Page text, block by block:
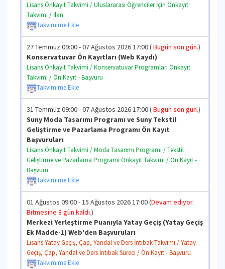
Lisans Önkayıt Takvimi / Uluslararası Öğrenciler İçin Önkayıt
Takvimi / İlan
Takvimime Ekle
27 Temmuz 09:00 - 07 Ağustos 2026 17:00 (Bugün son gün.)
Konservatuvar Ön Kayıtları (Web Kaydı)
Lisans Önkayıt Takvimi / Konservatuvar Programları Önkayıt
Takvimi / Ön Kayıt - Başvuru
Takvimime Ekle
31 Temmuz 09:00 - 07 Ağustos 2026 17:00 (Bugün son gün.)
Suny Moda Tasarımı Programı ve Suny Tekstil
Geliştirme ve Pazarlama Programı Ön Kayıt
Başvuruları
Lisans Önkayıt Takvimi / Moda Tasarımı Programı / Tekstil
Geliştirme ve Pazarlama Programı Önkayıt Takvimi / Ön Kayıt -
Başvuru
Takvimime Ekle
01 Ağustos 09:00 - 15 Ağustos 2026 17:00 (Devam ediyor.
Bitmesine 8 gün kaldı.)
Merkezi Yerleştirme Puanıyla Yatay Geçiş (Yatay Geçiş
Ek Madde-1) Web'den Başvuruları
Lisans Yatay Geçiş, Çap, Yandal ve Ders İntibak Takvimi / Yatay
Geçiş, Çap, Yandal ve Ders İntibak Süreci / Ön Kayıt - Başvuru
Takvimime Ekle